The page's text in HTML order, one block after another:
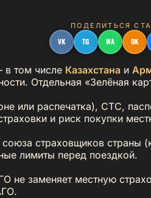
ПОДЕЛИТЬСЯ
VK TG WA OK
том числе Казахстана и
Отдельная «Зелёная
или распечатка), СТС,
и риск покупки
страховщиков страны
лимиты перед поездкой.
не заменяет местную